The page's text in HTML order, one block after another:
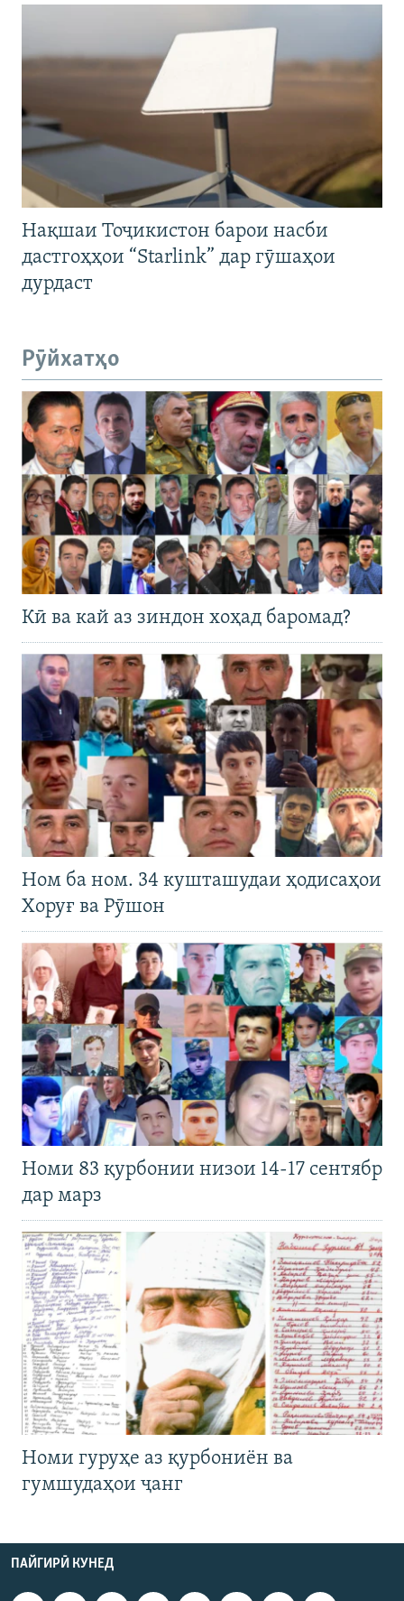
Нақшаи Тоҷикистон барои насби
дастгоҳҳои “Starlink” дар гӯшаҳои
дурдаст
Рӯйхатҳо
Кӣ ва кай аз зиндон хоҳад баромад?
Ном ба ном. 34 кушташудаи ҳодисаҳои
Хоруғ ва Рӯшон
Номи 83 қурбонии низои 14-17 сентябр
дар марз
Номи гуруҳе аз қурбониён ва
гумшудаҳои ҷанг
ПАЙГИРӢ КУНЕД